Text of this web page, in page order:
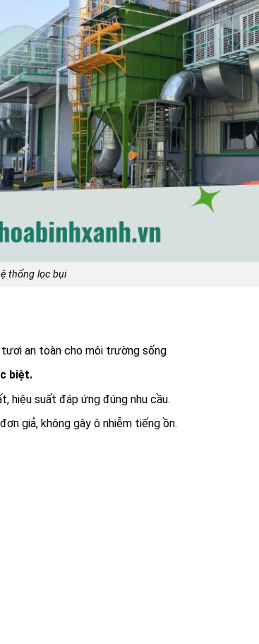
thống lọc bụi
an toàn cho môi trường sống
biệt.
hiệu suất đáp ứng đúng nhu cầu.
giả, không gây ô nhiễm tiếng ồn.